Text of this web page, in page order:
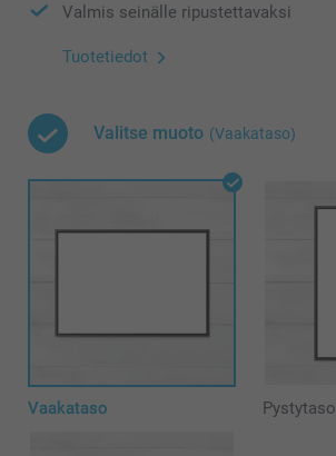
Valmis seinälle ripustettavaksi
Tuotetiedot
Valitse muoto (Vaakataso)
Vaakataso Pystytaso